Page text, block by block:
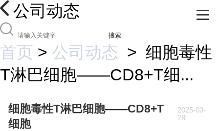
公司动态
搜索
首页 > 公司动态 > 细胞毒性
T淋巴细胞——CD8+T细...
细胞毒性T淋巴细胞——CD8+T
细胞
2025-03-
28